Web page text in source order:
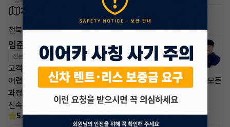
차량 위치
전북 군산시
임준영 매니저
전문교육수료 자격인증완료
고객님의 만족이 첫번째 목표입니다.
어렵고 복잡한 리스/렌트 처분 손실은 줄이고 빠른승계 처리로 모든
과정을 안전하고
신속하게 차량 인도까지 책임지도록 하겠습니다.
5.0(30)